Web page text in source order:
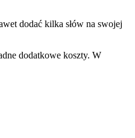
dodać kilka słów na swojej
dodatkowe koszty. W